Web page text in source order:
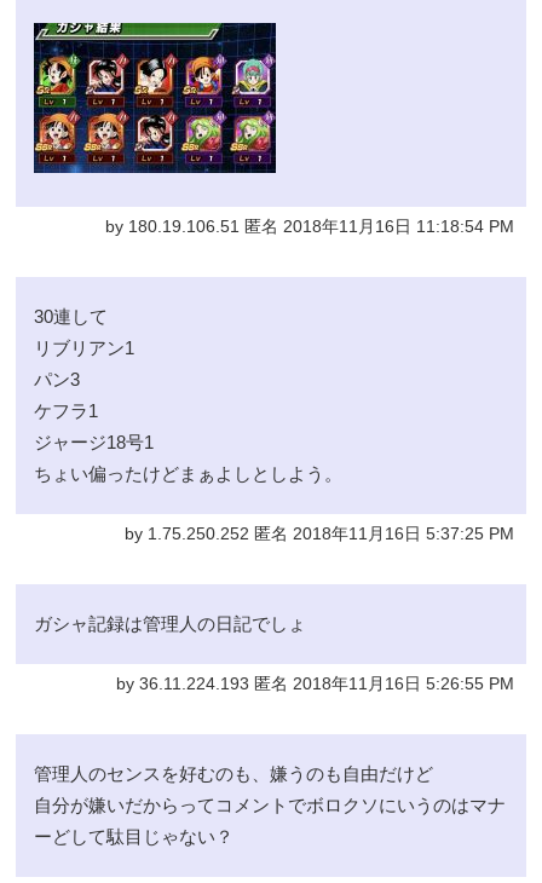
by 180.19.106.51 匿名 2018年11月16日 11:18:54 PM
30連して
リブリアン1
パン3
ケフラ1
ジャージ18号1
ちょい偏ったけどまぁよしとしよう。
by 1.75.250.252 匿名 2018年11月16日 5:37:25 PM
ガシャ記録は管理人の日記でしょ
by 36.11.224.193 匿名 2018年11月16日 5:26:55 PM
管理人のセンスを好むのも、嫌うのも自由だけど
自分が嫌いだからってコメントでボロクソにいうのはマナ
ーどして駄目じゃない？